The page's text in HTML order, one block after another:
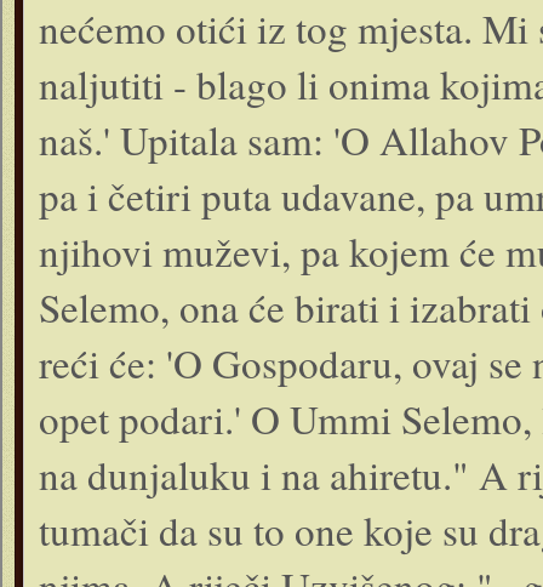
nećemo otići iz tog mjesta. Mi
naljutiti - blago li onima
naš.' Upitala sam: 'O Allahov
pa i četiri puta udavane, pa
njihovi muževi, pa kojem će
Selemo, ona će birati i
reći će: 'O Gospodaru, ovaj
opet podari.' O Ummi
na dunjaluku i na ahiretu." A
tumači da su to one koje su